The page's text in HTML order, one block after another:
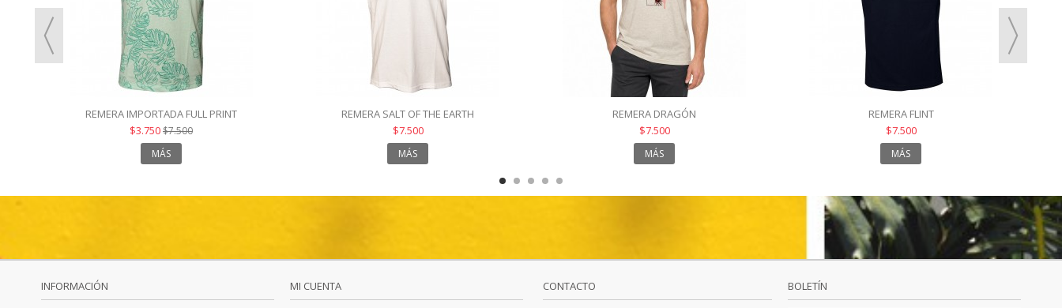
REMERA IMPORTADA FULL PRINT
$3.750$7.500
MÁS
REMERA SALT OF THE EARTH
$7.500
MÁS
REMERA DRAGÓN
$7.500
MÁS
REMERA FLINT
$7.500
MÁS
BOLETÍN
INFORMACIÓN MI CUENTA CONTACTO